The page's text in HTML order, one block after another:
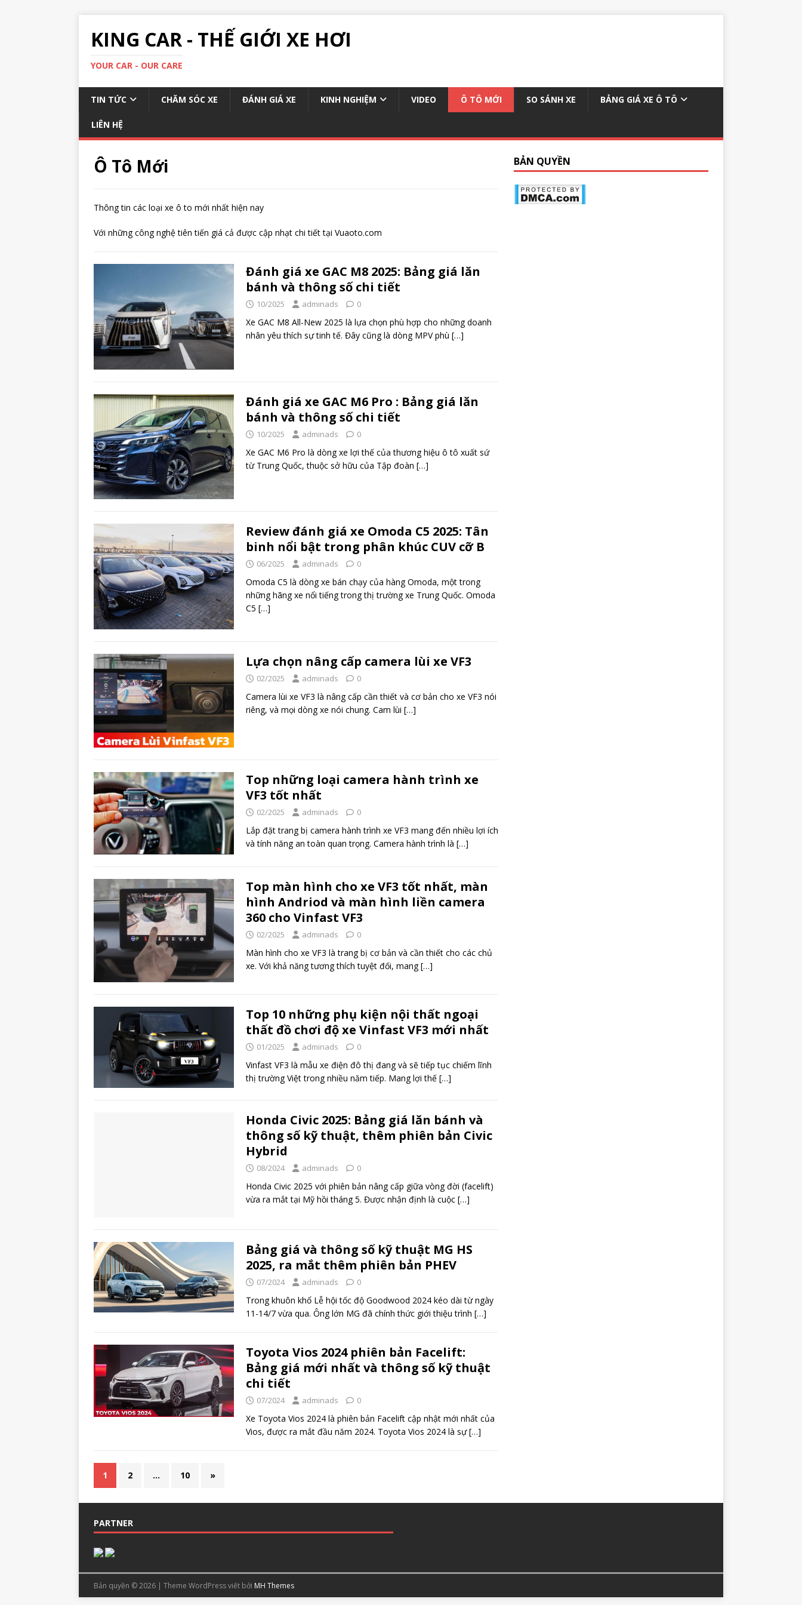
KING CAR - THẾ GIỚI XE HƠI
YOUR CAR - OUR CARE
TIN TỨC CHĂM SÓC XE ĐÁNH GIÁ XE KINH NGHIỆM VIDEO Ô TÔ MỚI SO SÁNH XE BẢNG GIÁ XE Ô TÔ
LIÊN HỆ
Ô Tô Mới
Thông tin các loại xe ô to mới nhất hiện nay
Với những công nghệ tiên tiến giá cả được cập nhạt chi tiết tại Vuaoto.com
Đánh giá xe GAC M8 2025: Bảng giá lăn
bánh và thông số chi tiết
10/2025 adminads 0
Xe GAC M8 All-New 2025 là lựa chọn phù hợp cho những doanh
nhân yêu thích sự tinh tế. Đây cũng là dòng MPV phù […]
Đánh giá xe GAC M6 Pro : Bảng giá lăn
bánh và thông số chi tiết
10/2025 adminads 0
Xe GAC M6 Pro là dòng xe lợi thế của thương hiệu ô tô xuất sứ
từ Trung Quốc, thuộc sở hữu của Tập đoàn […]
Review đánh giá xe Omoda C5 2025: Tân
binh nổi bật trong phân khúc CUV cỡ B
06/2025 adminads 0
Omoda C5 là dòng xe bán chạy của hàng Omoda, một trong
những hãng xe nổi tiếng trong thị trường xe Trung Quốc. Omoda
C5 […]
Lựa chọn nâng cấp camera lùi xe VF3
02/2025 adminads 0
Camera lùi xe VF3 là nâng cấp cần thiết và cơ bản cho xe VF3 nói
riêng, và mọi dòng xe nói chung. Cam lùi […]
Top những loại camera hành trình xe
VF3 tốt nhất
02/2025 adminads 0
Lắp đặt trang bị camera hành trình xe VF3 mang đến nhiều lợi ích
và tính năng an toàn quan trọng. Camera hành trình là […]
Top màn hình cho xe VF3 tốt nhất, màn
hình Andriod và màn hình liền camera
360 cho Vinfast VF3
02/2025 adminads 0
Màn hình cho xe VF3 là trang bị cơ bản và cần thiết cho các chủ
xe. Với khả năng tương thích tuyệt đối, mang[…]
Top 10 những phụ kiện nội thất ngoại
thất đồ chơi độ xe Vinfast VF3 mới nhất
01/2025 adminads 0
Vinfast VF3 là mẫu xe điện đô thị đang và sẽ tiếp tục chiếm lĩnh
thị trường Việt trong nhiều năm tiếp. Mang lợi thế […]
Honda Civic 2025: Bảng giá lăn bánh và
thông số kỹ thuật, thêm phiên bản Civic
Hybrid
08/2024 adminads 0
Honda Civic 2025 với phiên bản nâng cấp giữa vòng đời (facelift)
vừa ra mắt tại Mỹ hồi tháng 5. Được nhận định là cuộc […]
Bảng giá và thông số kỹ thuật MG HS
2025, ra mắt thêm phiên bản PHEV
07/2024 adminads 0
Trong khuôn khổ Lễ hội tốc độ Goodwood 2024 kéo dài từ ngày
11-14/7 vừa qua. Ông lớn MG đã chính thức giới thiệu trình […]
Toyota Vios 2024 phiên bản Facelift:
Bảng giá mới nhất và thông số kỹ thuật
chi tiết
07/2024 adminads 0
Xe Toyota Vios 2024 là phiên bản Facelift cập nhật mới nhất của
Vios, được ra mắt đầu năm 2024. Toyota Vios 2024 là sự[…]
1 2 … 10 »
BẢN QUYỀN
PARTNER
Bản quyền © 2026 | Theme WordPress viết bởi MH Themes